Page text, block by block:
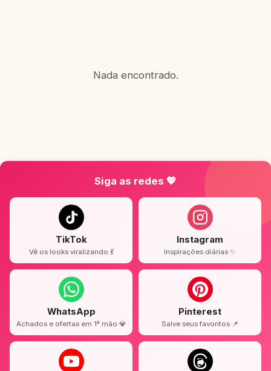
Nada encontrado.
Siga as redes 💖
TikTok
Vê os looks viralizando 💃
Instagram
Inspirações diárias ✨
WhatsApp
Achados e ofertas em 1ª mão 💎
Pinterest
Salve seus favoritos 📌